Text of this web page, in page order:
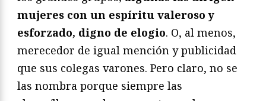
mujeres con un espíritu valeroso y
esforzado, digno de elogio. O, al menos,
merecedor de igual mención y publicidad
que sus colegas varones. Pero claro, no se
las nombra porque siempre las